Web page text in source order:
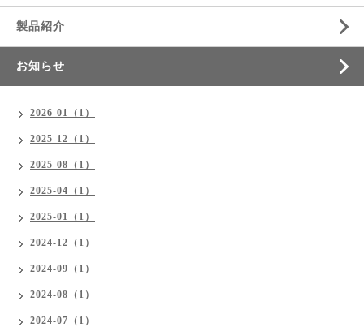
製品紹介
お知らせ
2026-01（1）
2025-12（1）
2025-08（1）
2025-04（1）
2025-01（1）
2024-12（1）
2024-09（1）
2024-08（1）
2024-07（1）